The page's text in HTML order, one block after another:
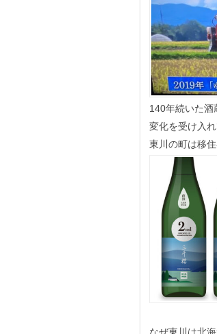
140年続いた酒
変化を受け入
東川の町は移